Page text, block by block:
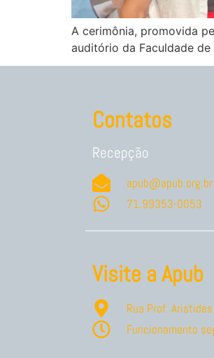
A cerimônia, promovida
auditório da Faculdade
Contatos
Recepção
apub@apub.org.br
71.99353-0053
Visite a Apub
Rua Prof.
Funcionamento